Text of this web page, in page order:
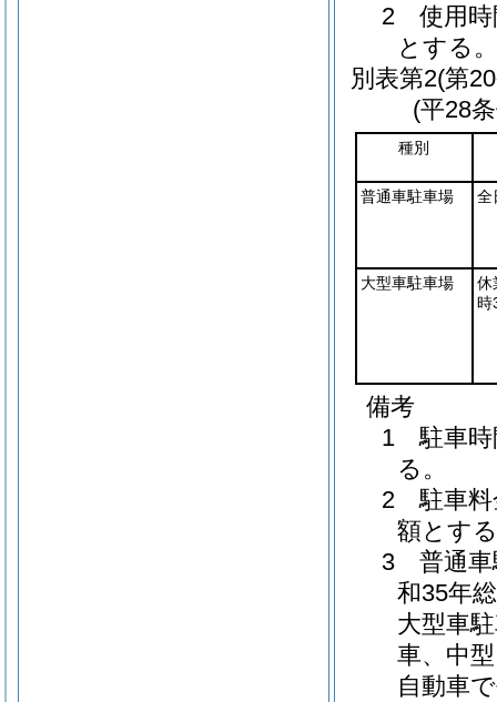
2 使用時
とする。
別表第2(第
(平28
種別
普通車駐車場 全
大型車駐車場
休
時
備考
1 駐車時
る。
2 駐車料
額とす
3 普通車
和35年
大型車
車、中
自動車